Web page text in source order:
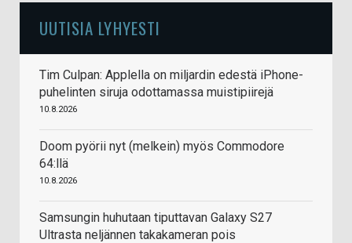
UUTISIA LYHYESTI
Tim Culpan: Applella on miljardin edestä iPhone-
puhelinten siruja odottamassa muistipiirejä
10.8.2026
Doom pyörii nyt (melkein) myös Commodore
64:llä
10.8.2026
Samsungin huhutaan tiputtavan Galaxy S27
Ultrasta neljännen takakameran pois